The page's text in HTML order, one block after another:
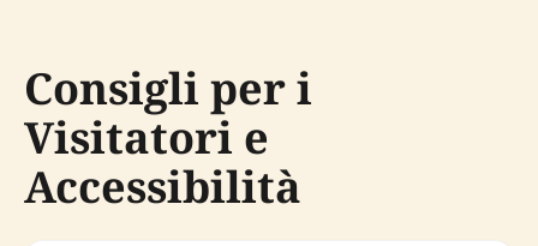
Consigli per i
Visitatori e
Accessibilità